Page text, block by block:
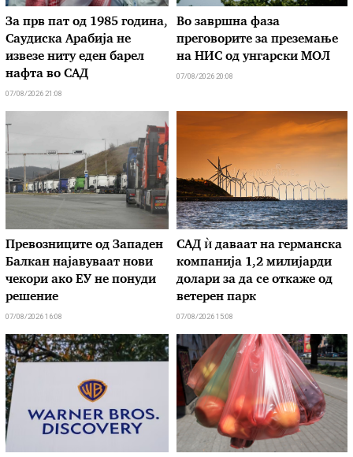
За прв пат од 1985 година,
Саудиска Арабија не
извезе ниту еден барел
нафта во САД
07/08/2026 21:08
Во завршна фаза
преговорите за преземање
на НИС од унгарски МОЛ
07/08/2026 20:08
Превозниците од Западен
Балкан најавуваат нови
чекори ако ЕУ не понуди
решение
07/08/2026 16:08
САД ѝ даваат на германска
компанија 1,2 милијарди
долари за да се откаже од
ветерен парк
07/08/2026 15:08